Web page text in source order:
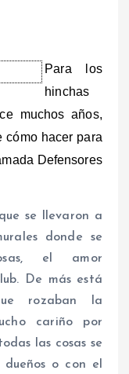
Para los
hinchas
muchos años,
cómo hacer para
Defensores
se llevaron a
donde se
el amor
De más está
rozaban la
cariño por
las cosas se
o con el